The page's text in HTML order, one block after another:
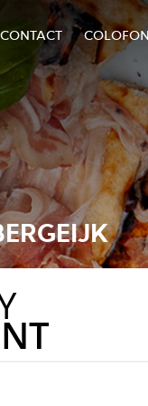
CONTACT